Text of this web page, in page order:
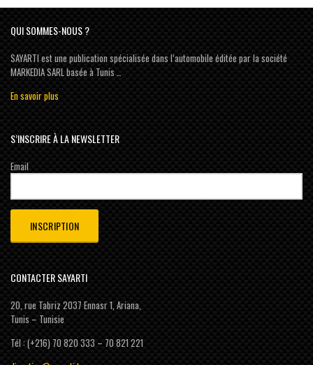
QUI SOMMES-NOUS ?
SAYARTI est une publication spécialisée dans l’automobile éditée par la société
MARKEDIA SARL basée à Tunis …
En savoir plus
S’INSCRIRE À LA NEWSLETTER
Email
CONTACTER SAYARTI
20, rue Tabriz 2037 Ennasr 1, Ariana,
Tunis – Tunisie
Tél : (+216) 70 820 333 – 70 821 221